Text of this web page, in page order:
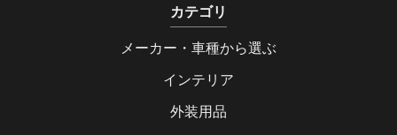
カテゴリ
メーカー・車種から選ぶ
インテリア
外装用品